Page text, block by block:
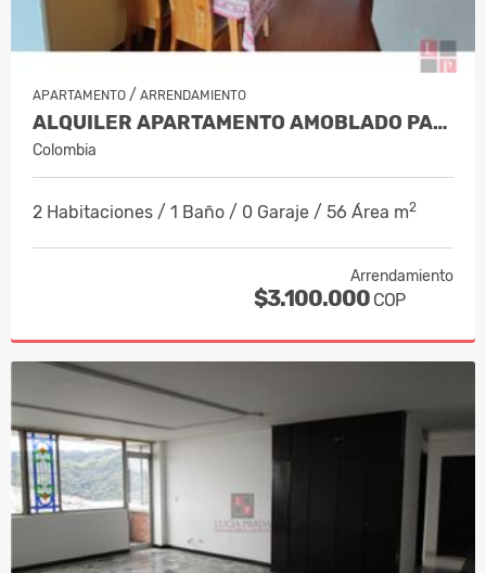
APARTAMENTO / ARRENDAMIENTO
ALQUILER APARTAMENTO AMOBLADO PALER…
Colombia
2 Habitaciones / 1 Baño / 0 Garaje / 56 Área m2
Arrendamiento
$3.100.000 COP